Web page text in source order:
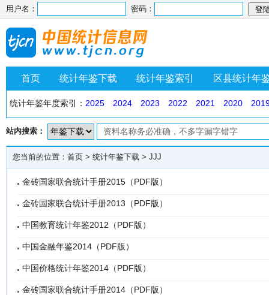
用户名： 密码：
首页 统计年鉴下载 统计年鉴索引 区县统计年
统计年鉴年度索引： 2025 2024 2023 2022 2021 2020
站内搜索：
您当前的位置： 首页 > 统计年鉴下载 > JJJ
金砖国家联合统计手册2015（PDF版）
金砖国家联合统计手册2013（PDF版）
中国教育统计年鉴2012（PDF版）
中国金融年鉴2014（PDF版）
中国价格统计年鉴2014（PDF版）
金砖国家联合统计手册2014（PDF版）